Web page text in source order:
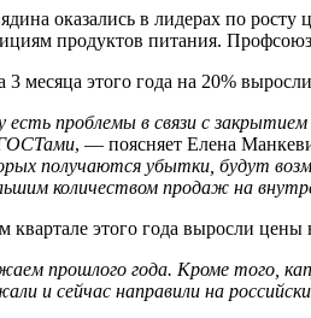
оказались в лидерах по
продуктов питания.
месяца этого года на 20%
есть проблемы в связи с
, — поясняет Елена
получаются убытки, будут
количеством продаж на
квартале этого года выросли
прошлого года. Кроме того,
и сейчас направили на